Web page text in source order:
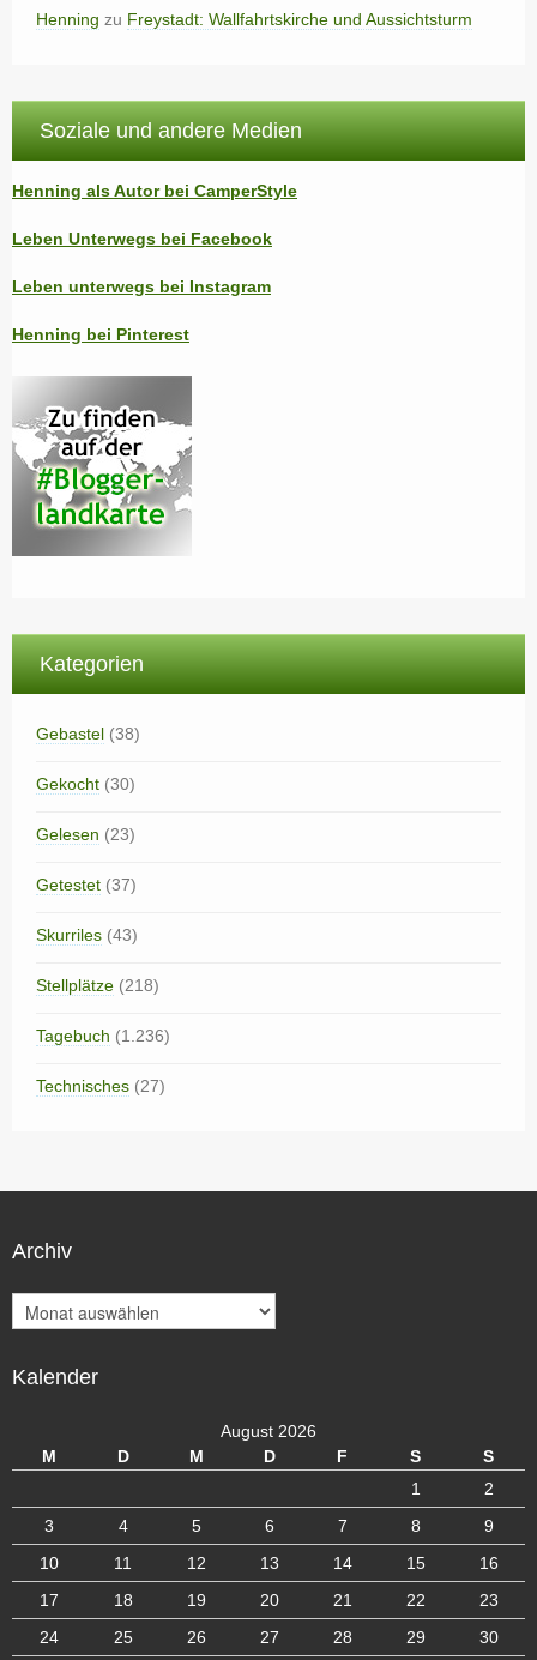
Henning zu Freystadt: Wallfahrtskirche und Aussichtsturm
Soziale und andere Medien
Henning als Autor bei CamperStyle
Leben Unterwegs bei Facebook
Leben unterwegs bei Instagram
Henning bei Pinterest
Kategorien
Gebastel (38)
Gekocht (30)
Gelesen (23)
Getestet (37)
Skurriles (43)
Stellplätze (218)
Tagebuch (1.236)
Technisches (27)
Archiv
r
h
Kalender
August 2026
M
D M D F S
S
1
2
3
4 5 6 7 8
9
10
11 12 13 14 15
16
17
18 19 20 21 22
23
24
25 26 27 28 29 30